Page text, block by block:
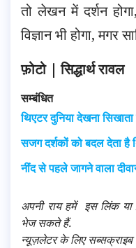
तो लेखन में दर्शन
विज्ञान भी होगा, मगर
फ़ोटो | सिद्धार्थ रावल
सम्बंधित
थिएटर दुनिया देखना
सजग दर्शकों को बदल देता है
नींद से पहले जागने वाला
अपनी राय हमें इस लिंक
भेज सकते हैं.
न्यूज़लेटर के लिए